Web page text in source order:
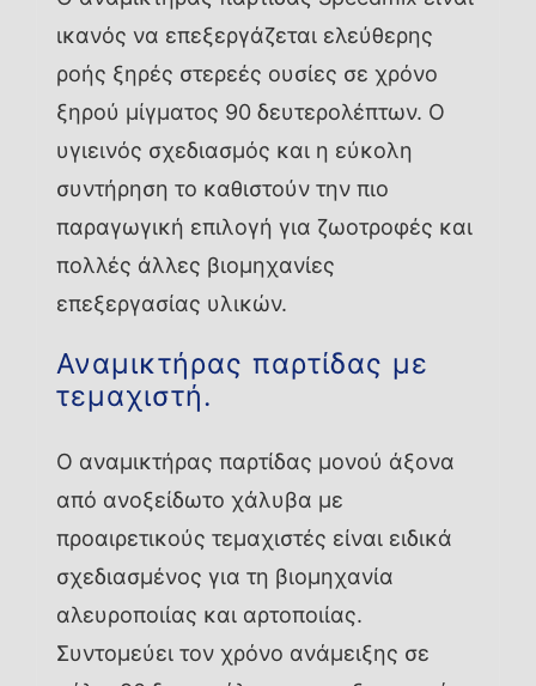
ικανός να επεξεργάζεται ελεύθερης
ροής ξηρές στερεές ουσίες σε χρόνο
ξηρού μίγματος 90 δευτερολέπτων. Ο
υγιεινός σχεδιασμός και η εύκολη
συντήρηση το καθιστούν την πιο
παραγωγική επιλογή για ζωοτροφές και
πολλές άλλες βιομηχανίες
επεξεργασίας υλικών.
Αναμικτήρας παρτίδας με
τεμαχιστή.
Ο αναμικτήρας παρτίδας μονού άξονα
από ανοξείδωτο χάλυβα με
προαιρετικούς τεμαχιστές είναι ειδικά
σχεδιασμένος για τη βιομηχανία
αλευροποιίας και αρτοποιίας.
Συντομεύει τον χρόνο ανάμειξης σε